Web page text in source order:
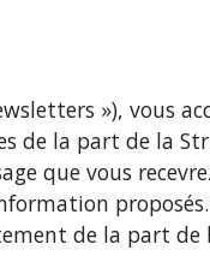
»), vous
de la part de la
que vous
de la part de